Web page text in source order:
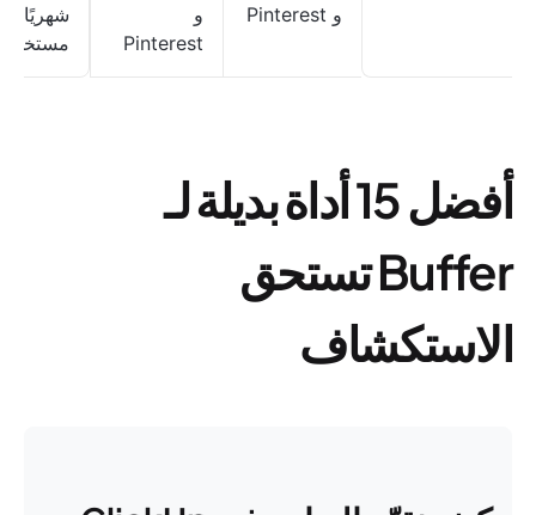
و Pinterest
و
Pinterest
شهريًا
مستخدم
أفضل 15 أداة بديلة لـ
Buffer تستحق
الاستكشاف